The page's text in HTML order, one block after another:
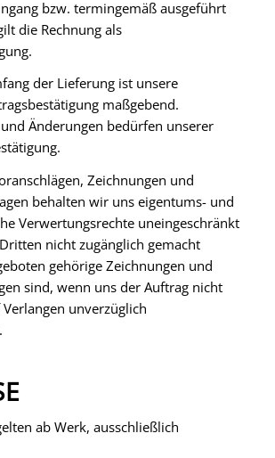
bzw. termingemäß ausgeführt
die Rechnung als
der Lieferung ist unsere
maßgebend.
Änderungen bedürfen unserer
Zeichnungen und
behalten wir uns eigentums- und
Verwertungsrechte uneingeschränkt
nicht zugänglich gemacht
gehörige Zeichnungen und
sind, wenn uns der Auftrag nicht
unverzüglich
ab Werk, ausschließlich